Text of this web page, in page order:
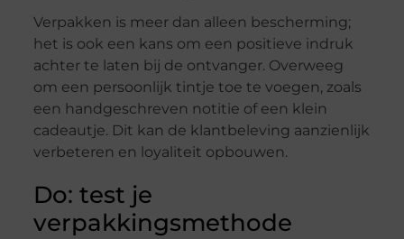
Verpakken is meer dan alleen bescherming;
het is ook een kans om een positieve indruk
achter te laten bij de ontvanger. Overweeg
om een persoonlijk tintje toe te voegen, zoals
een handgeschreven notitie of een klein
cadeautje. Dit kan de klantbeleving aanzienlijk
verbeteren en loyaliteit opbouwen.
Do: test je
verpakkingsmethode